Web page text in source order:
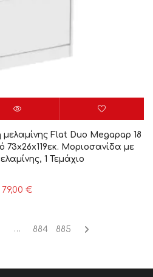
Flat Duo Megapap 18
Μοριοσανίδα με
1 Τεμάχιο
79,00 €
… 884 885